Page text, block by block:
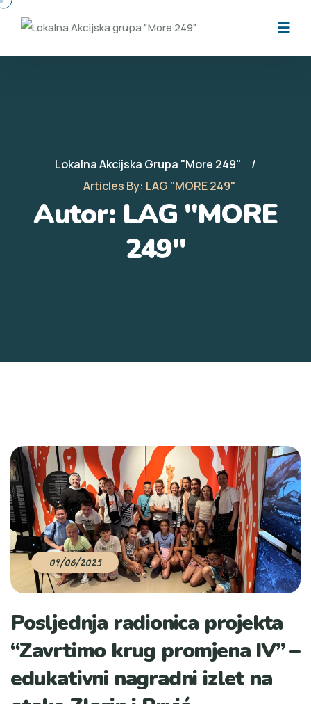
Lokalna Akcijska Grupa "More 249"
Articles By: LAG "MORE 249"
Autor: LAG "MORE
249"
09/06/2025
Posljednja radionica projekta
“Zavrtimo krug promjena IV” –
edukativni nagradni izlet na